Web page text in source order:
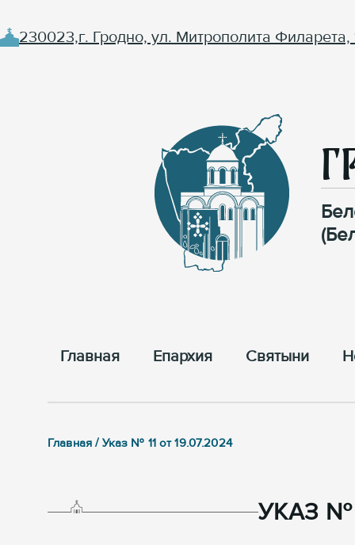
230023,г. Гродно, ул. Митрополита Филарета,
Главная Епархия Cвятыни
Главная / Указ № 11 от 19.07.2024
УКАЗ №